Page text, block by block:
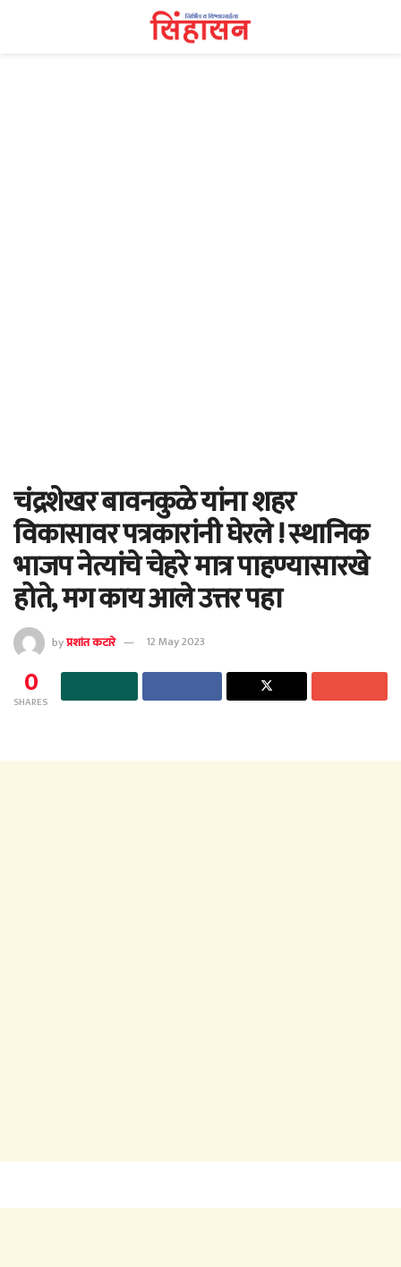
चंद्रशेखर बावनकुळे यांना शहर
विकासावर पत्रकारांनी घेरले ! स्थानिक
भाजप नेत्यांचे चेहरे मात्र पाहण्यासारखे
होते, मग काय आले उत्तर पहा
byप्रशांत कटारे 12 May 2023
0
SHARES